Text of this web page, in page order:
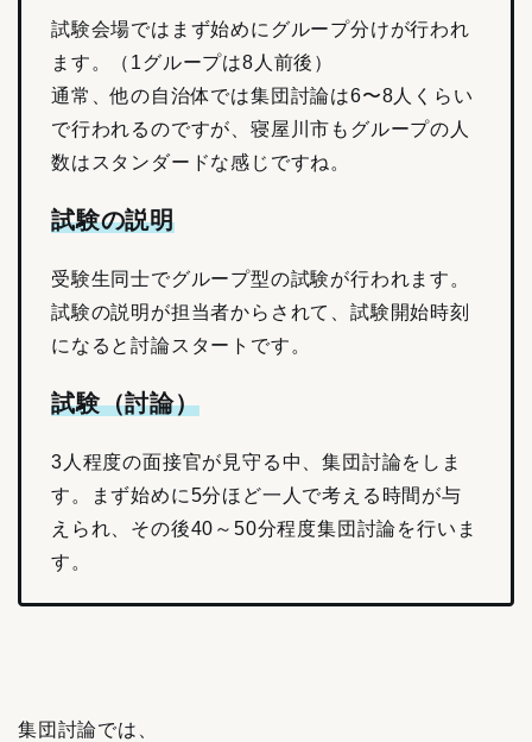
試験会場ではまず始めにグループ分けが行われ
ます。（1グループは8人前後）
通常、他の自治体では集団討論は6〜8人くらい
で行われるのですが、寝屋川市もグループの人
数はスタンダードな感じですね。
試験の説明
受験生同士でグループ型の試験が行われます。
試験の説明が担当者からされて、試験開始時刻
になると討論スタートです。
試験（討論）
3人程度の面接官が見守る中、集団討論をしま
す。
まず始めに5分ほど一人で考える時間が与
えられ、その後40～50分程度集団討論を行いま
す。
集団討論では、